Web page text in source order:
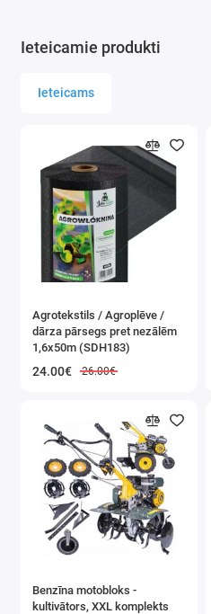
Ieteicamie produkti
Ieteicams
Agrotekstils / Agroplēve /
dārza pārsegs pret nezālēm
1,6x50m (SDH183)
24.00€ 26.00€
Benzīna motobloks -
kultivātors, XXL komplekts